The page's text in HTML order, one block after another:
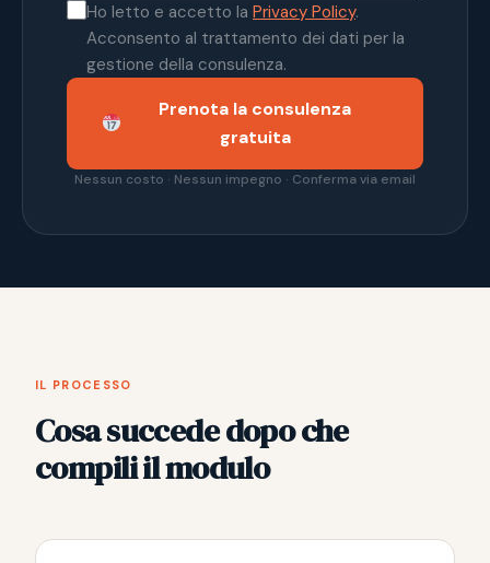
Ho letto e accetto la Privacy Policy.
Acconsento al trattamento dei dati per la
gestione della consulenza.
Prenota la consulenza
gratuita
Nessun costo · Nessun impegno · Conferma via email
IL PROCESSO
Cosa succede dopo che
compili il modulo